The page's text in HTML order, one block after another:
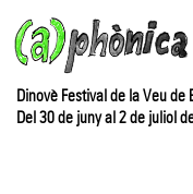
Dinovè Festival de la Veu de
Del 30 de juny al 2 de juliol